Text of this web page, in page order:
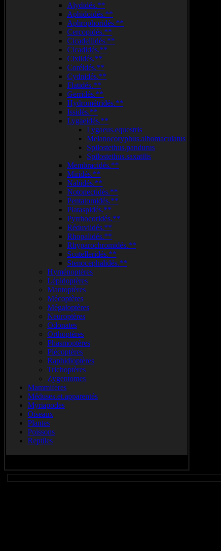
Alydidés.**
Aphidoidés.**
Aphrophoridés.**
Cercopidés.**
Cicadellidés.**
Cicadidés.**
Cixiidés.**
Coréidés.**
Cydnidés.**
Flatidés.**
Gerridés.**
Hydrométridés.**
Issidés.**
Lygaeidés.**
Lygaeus.equestris
Melanocoryphus.albomaculatus
Spilostethus.pandurus
Spilostethus.saxatilis
Membracidés.**
Miridés.**
Nabidés.**
Notonectidés.**
Pentatomidés.**
Plataspidés.**
Pyrrhocoridés.**
Réduviidés.**
Rhopalidés.**
Rhyparochromidés.**
Scutelleridés.**
Stenocephalidés.**
Hyménoptères
Lépidoptères
Mantoptères
Mécoptères
Mégaloptères
Neuroptères
Odonates
Orthoptères
Phasmoptères
Plécoptères
Raphidioptères
Trichoptères
Zygentomes
Mammiferes
Méduses.et.apparentés
Myriapodes
Oiseaux
Plantes
Poissons
Reptiles